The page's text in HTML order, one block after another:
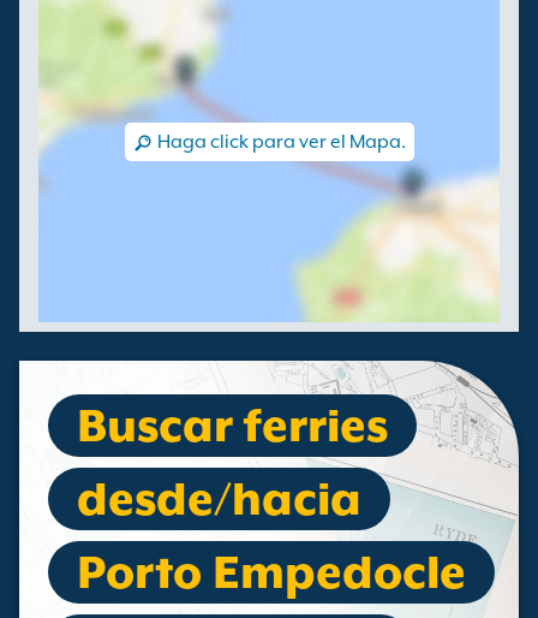
Haga click para ver el Mapa.
Buscar ferries
desde/hacia
Porto Empedocle